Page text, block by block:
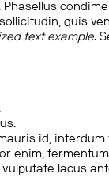
Phasellus
quis
text example.
id, interdum
enim,
lacus